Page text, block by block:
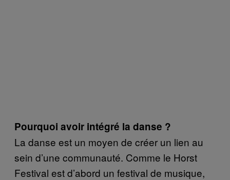
Pourquoi avoir intégré la danse ?
La danse est un moyen de créer un lien au
sein d’une communauté. Comme le Horst
Festival est d’abord un festival de musique,